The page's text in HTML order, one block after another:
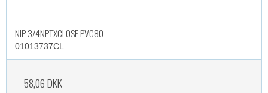
NIP 3/4NPTXCLOSE PVC80
01013737CL
58,06 DKK